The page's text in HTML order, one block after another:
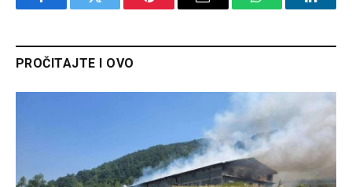
FacebookTwitter Pinterest Email WhatsApp
PROČITAJTE I OVO